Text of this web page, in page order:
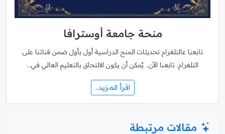
منحة جامعة أوسترافا
تابعنا عالتلغرام تحديثات المنح الدراسية أول بأول ضمن قناتنا على
التلغرام. تابعنا الآن.. يُمكن أن يكون الالتحاق بالتعليم العالي في…
اقرأ المزيد..
مقالات مرتبطة